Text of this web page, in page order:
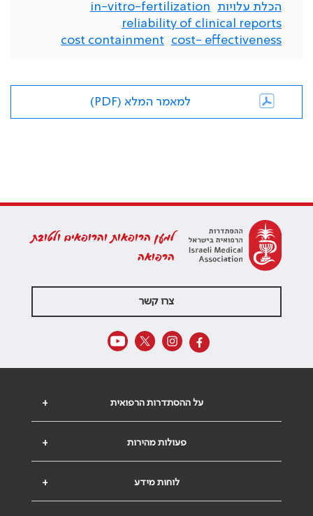
הכלת עלויות
in-vitro-fertilization
reliability of clinical reports
cost- effectiveness
cost containment
למאמר המלא (PDF)
למען הרופאות והרופאים ולטובת
הרפואה
צרו קשר
+ על ההסתדרות הרפואית
+ פעולות מהירות
+ לוחות מידע